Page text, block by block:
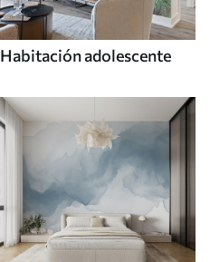
Habitación adolescente